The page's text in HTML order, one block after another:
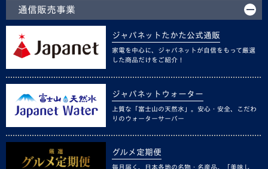
通信販売事業
ジャパネットたかた公式通販
家電を中心に、ジャパネットが自信をもって厳選
した商品だけをご紹介！
ジャパネットウォーター
上質な「富士山の天然水」。安心・安全、こだわ
りのウォーターサーバー
グルメ定期便
毎月届く、日本各地の名物・名産品。「美味し